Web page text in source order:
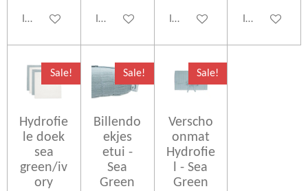
In winkelwagen In winkelwagen In winkelwagen In
Sale!
Hydrofie
le doek
sea
green/iv
ory
Sale!
Billendo
ekjes
etui -
Sea
Green
Sale!
Verscho
onmat
Hydrofie
l - Sea
Green